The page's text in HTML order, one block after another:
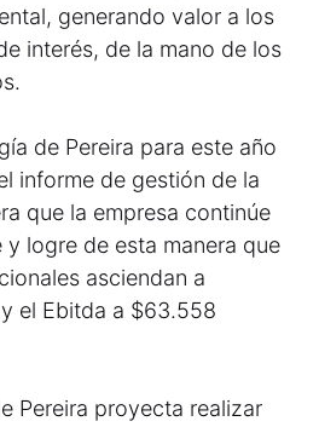
generando valor a los
interés, de la mano de los
de Pereira para este año
informe de gestión de la
que la empresa continúe
y logre de esta manera que
asciendan a
el Ebitda a $63.558
Pereira proyecta realizar